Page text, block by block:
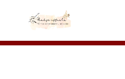
Les chevalets sont
merci de ne pas en